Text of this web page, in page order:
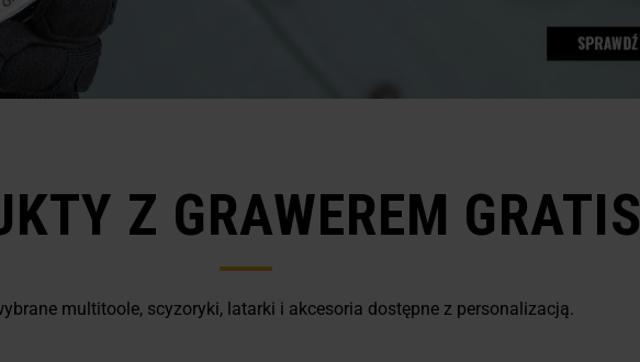
Z GRAWEREM GRATIS
multitoole, scyzoryki, latarki i akcesoria dostępne z personalizacją.